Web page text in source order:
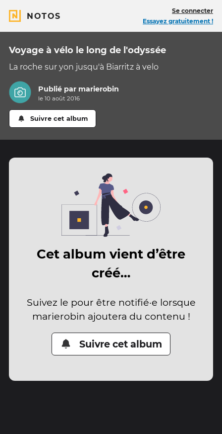
NOTOS
Se connecter
Essayez gratuitement !
Voyage à vélo le long de l'odyssée
La roche sur yon jusqu'à Biarritz à velo
Publié par marierobin
le 10 août 2016
Suivre cet album
Cet album vient d’être
créé…
Suivez le pour être notifié·e lorsque
marierobin ajoutera du contenu !
Suivre cet album